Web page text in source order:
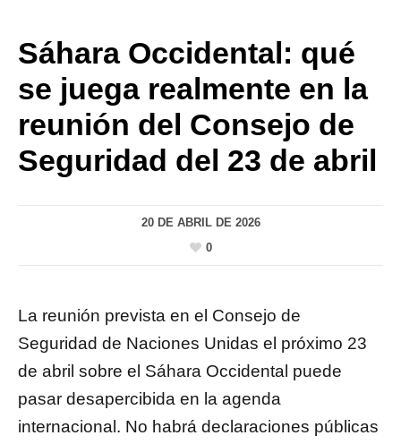
Sáhara Occidental: qué
se juega realmente en la
reunión del Consejo de
Seguridad del 23 de abril
20 DE ABRIL DE 2026
0
La reunión prevista en el Consejo de
Seguridad de Naciones Unidas el próximo 23
de abril sobre el Sáhara Occidental puede
pasar desapercibida en la agenda
internacional. No habrá declaraciones públicas